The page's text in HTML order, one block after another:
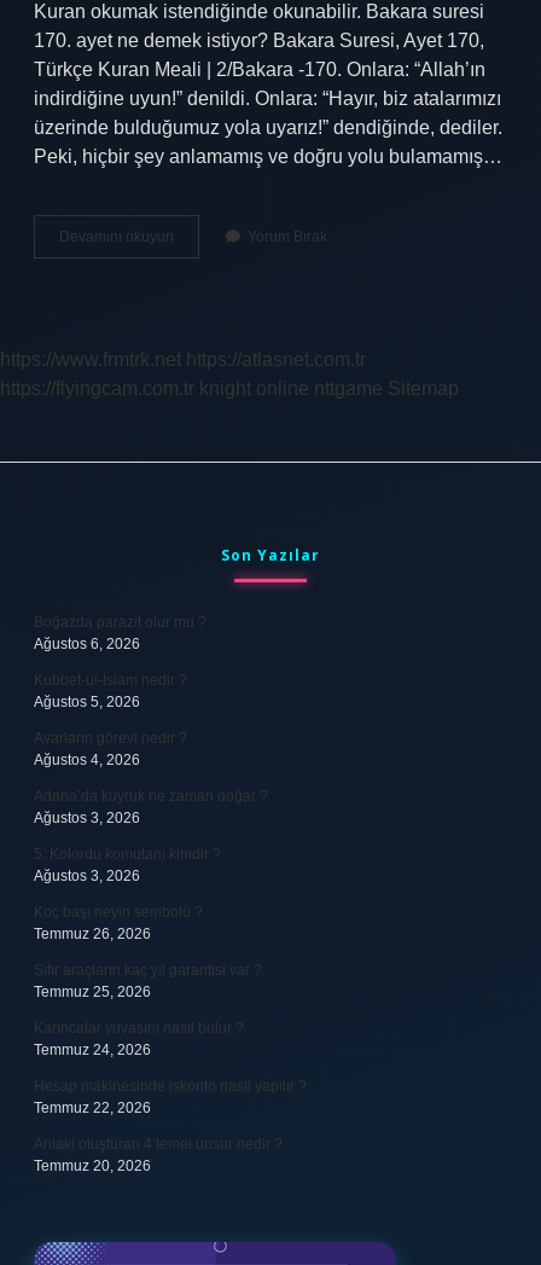
Kuran okumak istendiğinde okunabilir. Bakara suresi
170. ayet ne demek istiyor? Bakara Suresi, Ayet 170,
Türkçe Kuran Meali | 2/Bakara -170. Onlara: “Allah’ın
indirdiğine uyun!” denildi. Onlara: “Hayır, biz atalarımızı
üzerinde bulduğumuz yola uyarız!” dendiğinde, dediler.
Peki, hiçbir şey anlamamış ve doğru yolu bulamamış…
Devamını okuyun
Suresi
Okunur
Yorum Bırak
https://www.frmtrk.net https://atlasnet.com.tr
https://flyingcam.com.tr knight online nttgame Sitemap
Son Yazılar
Boğazda parazit olur mu ?
Ağustos 6, 2026
Kubbet-ül-İslam nedir ?
Ağustos 5, 2026
Avarların görevi nedir ?
Ağustos 4, 2026
Adana’da kuyruk ne zaman doğar ?
Ağustos 3, 2026
5. Kolordu komutanı kimdir ?
Ağustos 3, 2026
Koç başı neyin sembolü ?
Temmuz 26, 2026
Sıfır araçların kaç yıl garantisi var ?
Temmuz 25, 2026
Karıncalar yuvasını nasıl bulur ?
Temmuz 24, 2026
Hesap makinesinde iskonto nasıl yapılır ?
Temmuz 22, 2026
Ahlaki oluşturan 4 temel unsur nedir ?
Temmuz 20, 2026